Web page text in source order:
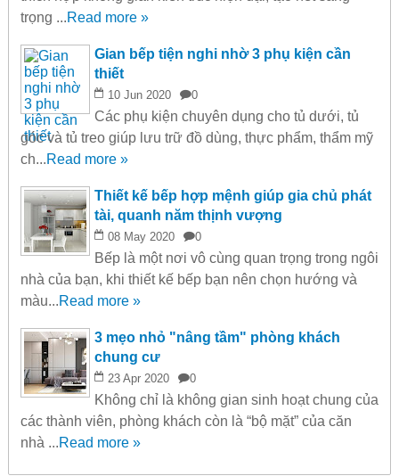
trọng ...Read more »
Gian bếp tiện nghi nhờ 3 phụ kiện cần
thiết
10 Jun 2020 0
Các phụ kiện chuyên dụng cho tủ dưới, tủ
góc và tủ treo giúp lưu trữ đồ dùng, thực phẩm, thẩm mỹ
ch...Read more »
Thiết kế bếp hợp mệnh giúp gia chủ phát
tài, quanh năm thịnh vượng
08 May 2020 0
Bếp là một nơi vô cùng quan trọng trong ngôi
nhà của bạn, khi thiết kế bếp bạn nên chọn hướng và
màu...Read more »
3 mẹo nhỏ "nâng tầm" phòng khách
chung cư
23 Apr 2020 0
Không chỉ là không gian sinh hoạt chung của
các thành viên, phòng khách còn là “bộ mặt” của căn
nhà ...Read more »